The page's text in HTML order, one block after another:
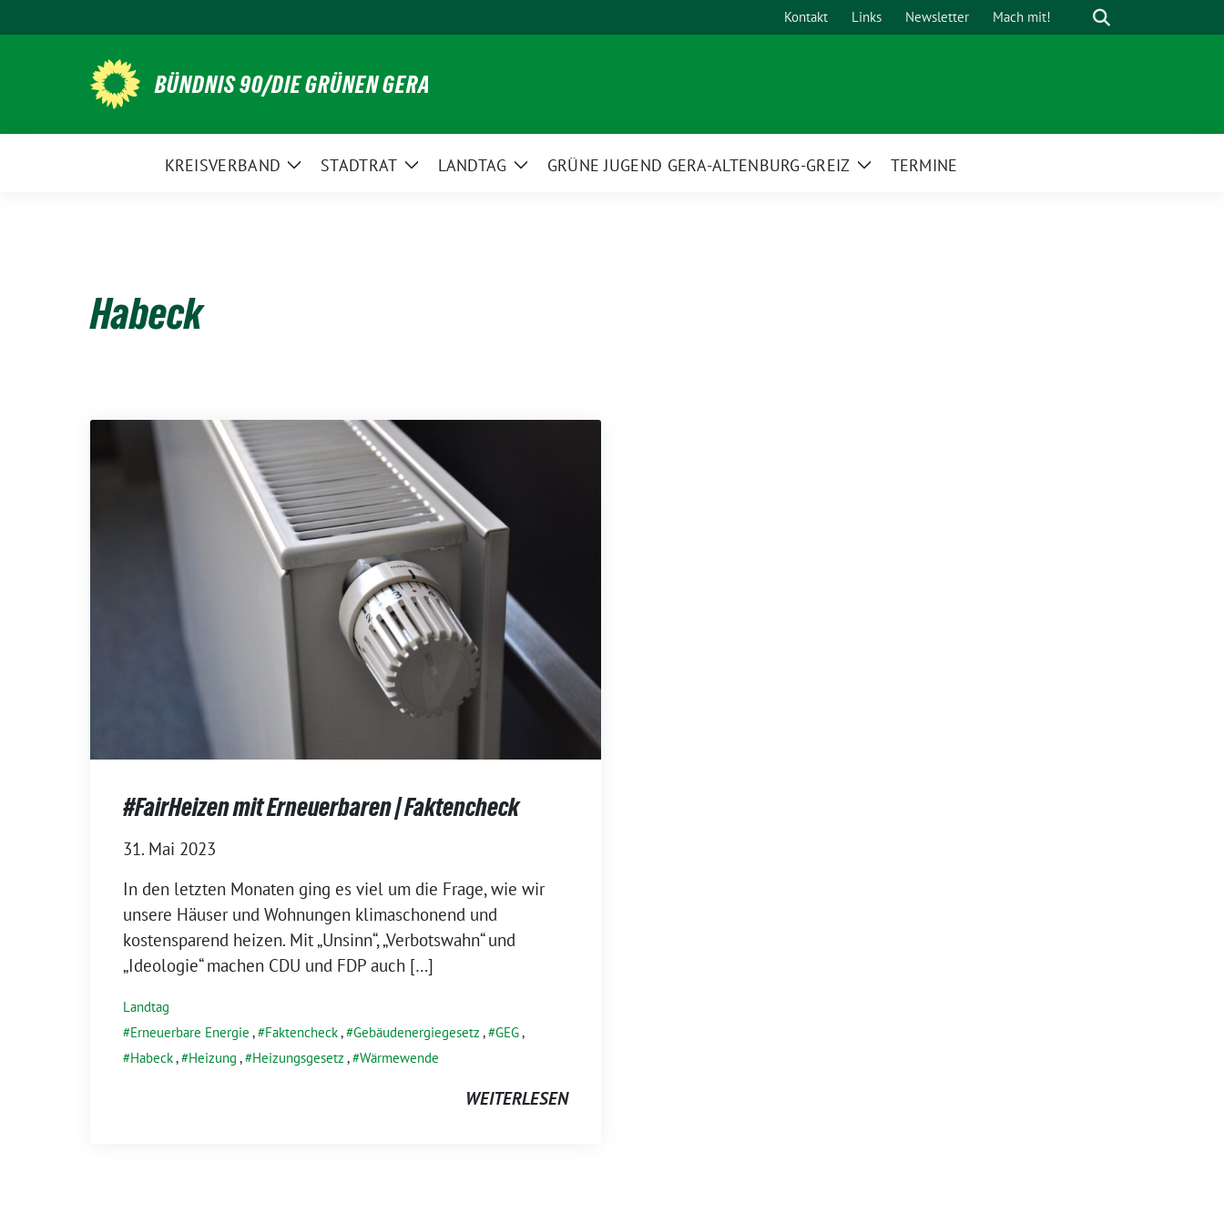
zum
Kontakt Links Newsletter Mach mit! Suche
BÜNDNIS 90/DIE GRÜNEN GERA
KREISVERBAND
ZeigeSTADTRAT
ZeigeLANDTAG
ZeigeGRÜNE JUGEND GERA-ALTENBURG-GREIZ
ZeigeTERMINE
Habeck
#FairHeizen mit Erneuerbaren | Faktencheck
31. Mai 2023
In den letzten Monaten ging es viel um die Frage, wie wir
unsere Häuser und Wohnungen klimaschonend und
kostensparend heizen. Mit „Unsinn“, „Verbotswahn“ und
„Ideologie“ machen CDU und FDP auch […]
Landtag
Erneuerbare Energie , Faktencheck, Gebäudenergiegesetz , GEG,
Habeck, Heizung , Heizungsgesetz , Wärmewende
WEITERLESEN